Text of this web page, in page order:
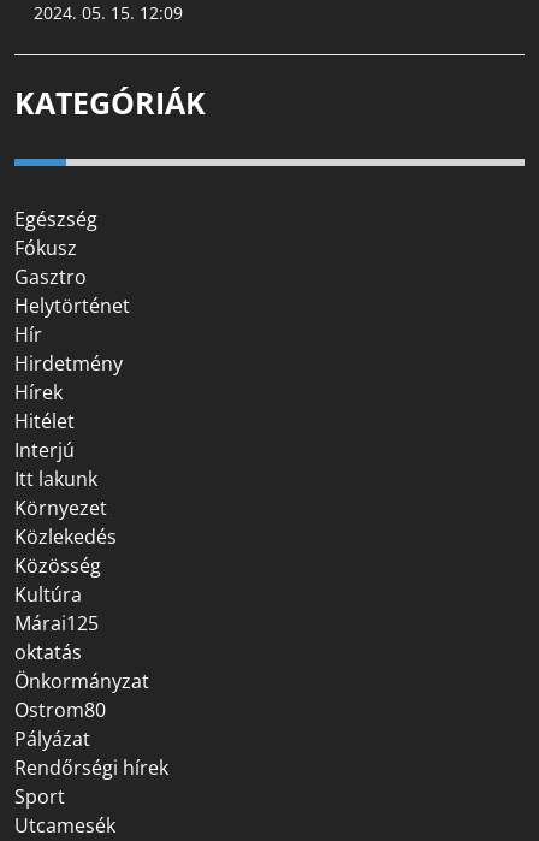
2024. 05. 15. 12:09
KATEGÓRIÁK
Egészség
Fókusz
Gasztro
Helytörténet
Hír
Hirdetmény
Hírek
Hitélet
Interjú
Itt lakunk
Környezet
Közlekedés
Közösség
Kultúra
Márai125
oktatás
Önkormányzat
Ostrom80
Pályázat
Rendőrségi hírek
Sport
Utcamesék